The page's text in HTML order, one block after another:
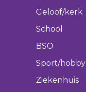
Geloof/kerk
School
BSO
Sport/hobby
Ziekenhuis